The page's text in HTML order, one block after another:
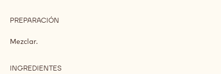
PREPARACIÓN
JENGIBRE
Mezclar.
INGREDIENTES